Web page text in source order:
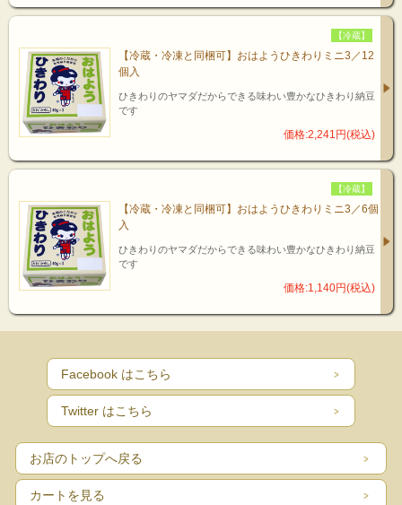
【冷蔵】
【冷蔵・冷凍と同梱可】おはようひきわりミニ3／12
個入
ひきわりのヤマダだからできる味わい豊かなひきわり納豆
です
価格:2,241円(税込)
【冷蔵】
【冷蔵・冷凍と同梱可】おはようひきわりミニ3／6個
入
ひきわりのヤマダだからできる味わい豊かなひきわり納豆
です
価格:1,140円(税込)
Facebook はこちら
Twitter はこちら
お店のトップへ戻る
カートを見る